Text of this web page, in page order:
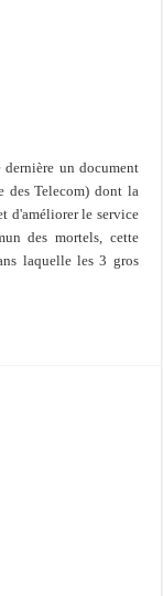
un document
des Telecom) dont la
d'améliorer le service
des mortels, cette
laquelle les 3 gros